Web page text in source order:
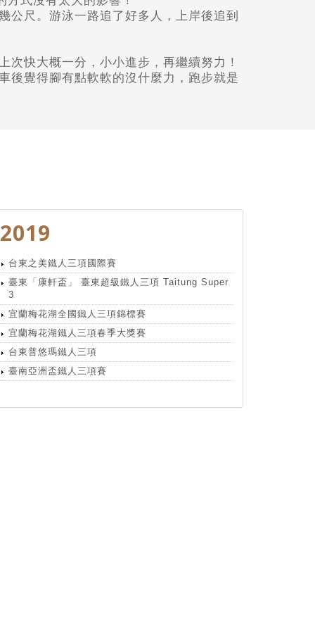
公尺。 游泳一路追了好多人， 上岸後追到
次快大概一分， 小小進步，再繼續努力！
後覺得腳有點軟軟的沒什麼力， 跑步就是
2019
台東之美鐵人三項國際賽
臺東「康軒盃」 臺東超級鐵人三項 Taitung Super
3
宜蘭梅花湖全國鐵人三項錦標賽
宜蘭梅花湖鐵人三項春季大獎賽
台東普悠瑪鐵人三項
臺南亞洲盃鐵人三項賽